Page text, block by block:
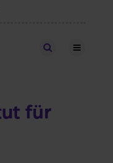
Stellen finden
für